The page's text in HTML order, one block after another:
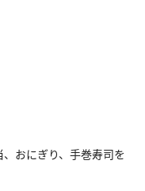
おにぎり、手巻寿司を